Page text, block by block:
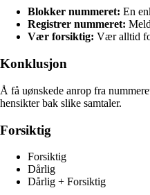
Blokker nummeret: En
Registrer nummeret:
Vær forsiktig: Vær alltid
Konklusjon
Å få uønskede anrop fra
hensikter bak slike samtaler.
Forsiktig
Forsiktig
Dårlig
Dårlig + Forsiktig